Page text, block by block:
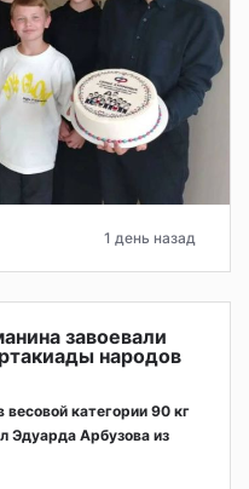
1 день назад
завоевали
народов
весовой категории 90 кг
Эдуарда Арбузова из